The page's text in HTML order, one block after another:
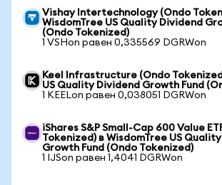
Vishay Intertechnology (Ondo
WisdomTree US Quality Dividend
(Ondo Tokenized)
1 VSHon равен 0,335569 DGRWon
Keel Infrastructure (Ondo
US Quality Dividend Growth Fund
1 KEELon равен 0,038051 DGRWon
iShares S&P Small-Cap 600 Value
Tokenized) в WisdomTree US
Growth Fund (Ondo Tokenized)
1 IJSon равен 1,4041 DGRWon